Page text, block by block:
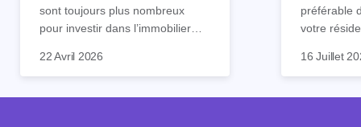
sont toujours plus nombreux
pour investir dans l’immobilier
nombreux avantages à choisir ce
expliquons tout dans cet article.
22 Avril 2026
préférable
votre
pour
la règle
fenêtres"
16 Juillet